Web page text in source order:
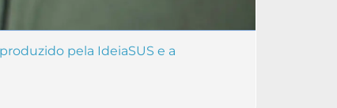
pela IdeiaSUS e a